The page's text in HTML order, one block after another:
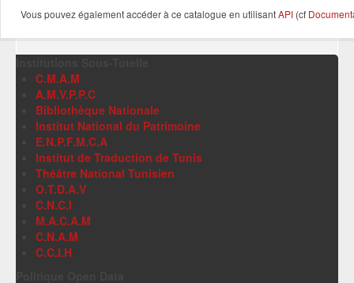
Vous pouvez également accéder à ce catalogue en utilisantAPI (cf
C.M.A.M
A.M.V.P.P.C
Bibliothèque Nationale
Institut National du Patrimoine
E.N.P.F.M.C.A
Institut de Traduction de Tunis
Théâtre National Tunisien
O.T.D.A.V
C.N.C.I
M.A.C.A.M
C.N.A.M
C.C.I.H